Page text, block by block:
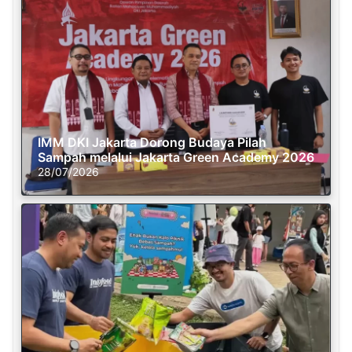
IMM DKI Jakarta Dorong Budaya Pilah
Sampah melalui Jakarta Green Academy 2026
28/07/2026